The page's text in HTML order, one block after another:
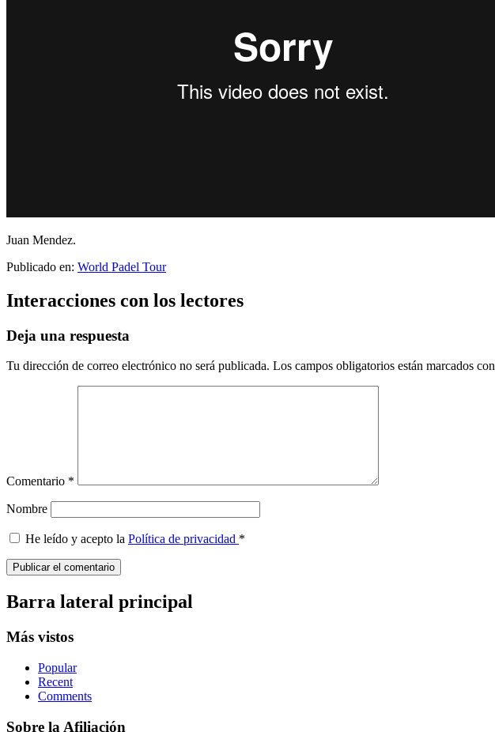
Juan Mendez.
Publicado en: World Padel Tour
Interacciones con los lectores
Deja una respuesta
Tu dirección de correo electrónico no será publicada. Los campos obligatorios están marcados con
Comentario *
Nombre
He leído y acepto la Política de privacidad *
Barra lateral principal
Más vistos
Popular
Recent
Comments
Sobre la Afiliación